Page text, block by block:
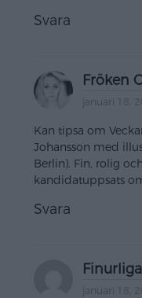
Svara
Fröken
januari 18,
Kan tipsa om
Johansson med
Berlin). Fin, rolig
kandidatuppsats
Svara
januari 18,